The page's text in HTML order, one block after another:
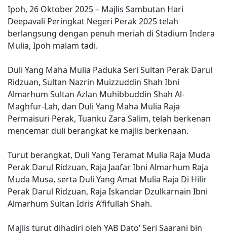
Ipoh, 26 Oktober 2025 – Majlis Sambutan Hari
Deepavali Peringkat Negeri Perak 2025 telah
berlangsung dengan penuh meriah di Stadium Indera
Mulia, Ipoh malam tadi.
Duli Yang Maha Mulia Paduka Seri Sultan Perak Darul
Ridzuan, Sultan Nazrin Muizzuddin Shah Ibni
Almarhum Sultan Azlan Muhibbuddin Shah Al-
Maghfur-Lah, dan Duli Yang Maha Mulia Raja
Permaisuri Perak, Tuanku Zara Salim, telah berkenan
mencemar duli berangkat ke majlis berkenaan.
Turut berangkat, Duli Yang Teramat Mulia Raja Muda
Perak Darul Ridzuan, Raja Jaafar Ibni Almarhum Raja
Muda Musa, serta Duli Yang Amat Mulia Raja Di Hilir
Perak Darul Ridzuan, Raja Iskandar Dzulkarnain Ibni
Almarhum Sultan Idris A’fifullah Shah.
Majlis turut dihadiri oleh YAB Dato’ Seri Saarani bin